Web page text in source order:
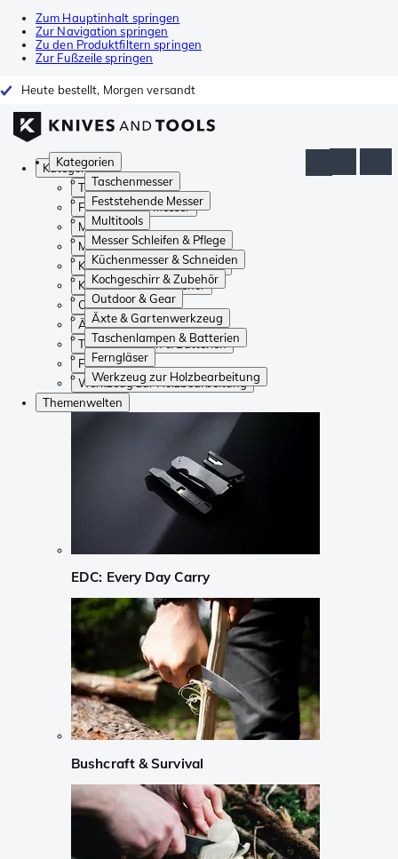
Zum Hauptinhalt springen
Zur Navigation springen
Zu den Produktfiltern springen
Zur Fußzeile springen
Heute bestellt, Morgen versandt
Kategorien
Taschenmesser
Feststehende Messer
Multitools
Messer Schleifen & Pflege
Küchenmesser & Schneiden
Kochgeschirr & Zubehör
Outdoor & Gear
Äxte & Gartenwerkzeug
Taschenlampen & Batterien
Ferngläser
Werkzeug zur Holzbearbeitung
Kategorien
Taschenmesser
Feststehende Messer
Multitools
Messer Schleifen & Pflege
Küchenmesser & Schneiden
Kochgeschirr & Zubehör
Outdoor & Gear
Äxte & Gartenwerkzeug
Taschenlampen & Batterien
Ferngläser
Werkzeug zur Holzbearbeitung
Themenwelten
EDC: Every Day Carry
Bushcraft & Survival